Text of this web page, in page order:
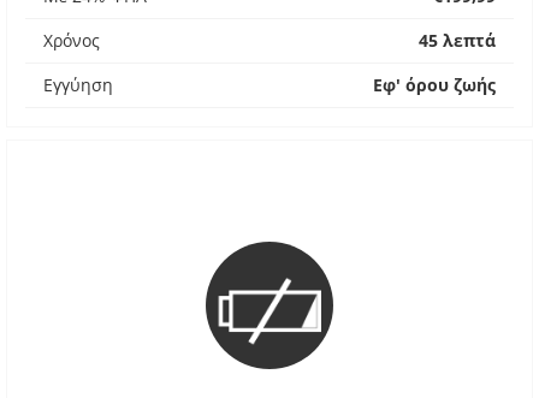
Χρόνος
45 λεπτά
Εγγύηση
Εφ' όρου ζωής